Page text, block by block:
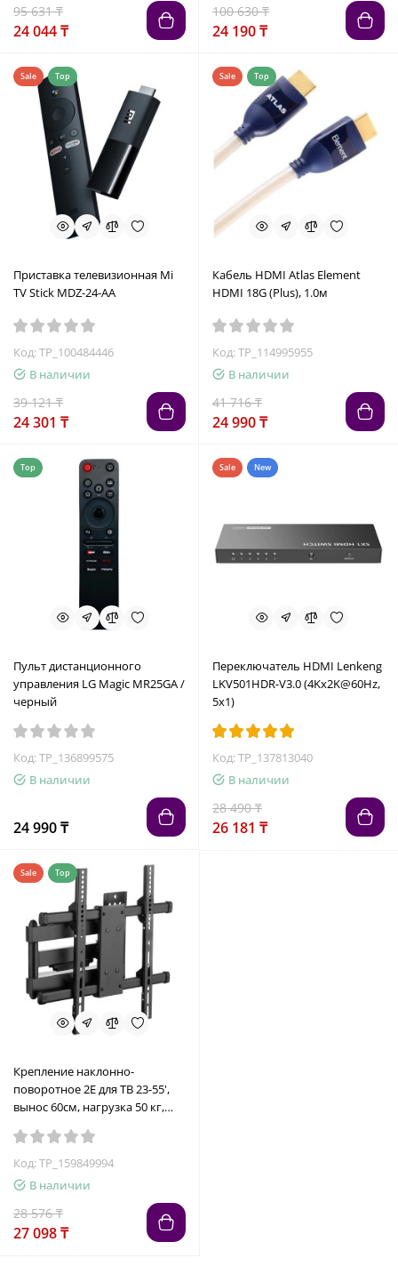
95 631 ₸
24 044 ₸
100 630 ₸
24 190 ₸
Sale Top
Приставка телевизионная Mi
TV Stick MDZ-24-AA
Код: TP_100484446
В наличии
39 121 ₸
24 301 ₸
Sale Top
Кабель HDMI Atlas Element
HDMI 18G (Plus), 1.0м
Код: TP_114995955
В наличии
41 716 ₸
24 990 ₸
Top
Пульт дистанционного
управления LG Magic MR25GA /
черный
Код: TP_136899575
В наличии
24 990 ₸
Sale New
Переключатель HDMI Lenkeng
LKV501HDR-V3.0 (4Kx2K@60Hz,
5x1)
Код: TP_137813040
В наличии
28 490 ₸
26 181 ₸
Sale Top
Крепление наклонно-
поворотное 2E для ТВ 23-55',
вынос 60см, нагрузка 50 кг,
Код: TP_159849994
В наличии
28 576 ₸
27 098 ₸